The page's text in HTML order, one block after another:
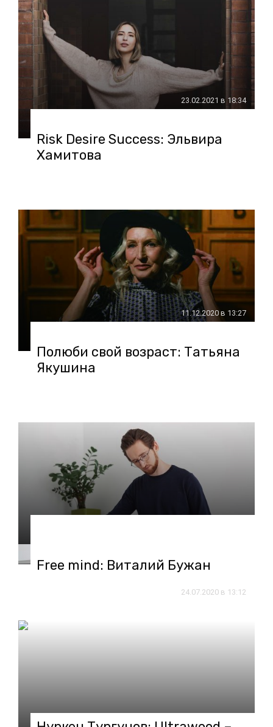
23.02.2021 в 18:34
Risk Desire Success: Эльвира
Хамитова
11.12.2020 в 13:27
Полюби свой возраст: Татьяна
Якушина
Free mind: Виталий Бужан
24.07.2020 в 13:12